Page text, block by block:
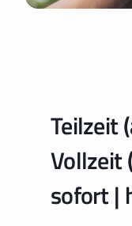
Teilzeit
Vollzeit
sofort |